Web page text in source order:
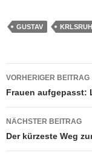
GUSTAV
VORHERIGER BEITRAG
Frauen aufgepasst:
NÄCHSTER BEITRAG
Der kürzeste Weg